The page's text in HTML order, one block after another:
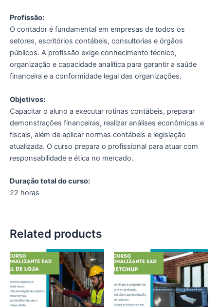
Profissão:
O contador é fundamental em empresas de todos os
setores, escritórios contábeis, consultorias e órgãos
públicos. A profissão exige conhecimento técnico,
organização e capacidade analítica para garantir a saúde
financeira e a conformidade legal das organizações.
Objetivos:
Capacitar o aluno a executar rotinas contábeis, preparar
demonstrações financeiras, realizar análises econômicas e
fiscais, além de aplicar normas contábeis e legislação
atualizada. O curso prepara o profissional para atuar com
responsabilidade e ética no mercado.
Duração total do curso:
22 horas
Related products